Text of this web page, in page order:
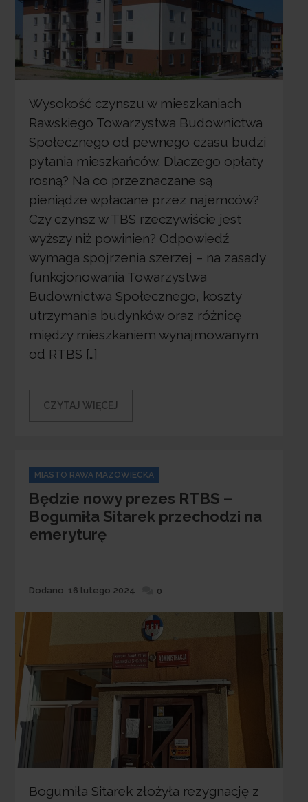
Wysokość czynszu w mieszkaniach
Rawskiego Towarzystwa Budownictwa
Społecznego od pewnego czasu budzi
pytania mieszkańców. Dlaczego opłaty
rosną? Na co przeznaczane są
pieniądze wpłacane przez najemców?
Czy czynsz w TBS rzeczywiście jest
wyższy niż powinien? Odpowiedź
wymaga spojrzenia szerzej – na zasady
funkcjonowania Towarzystwa
Budownictwa Społecznego, koszty
utrzymania budynków oraz różnicę
między mieszkaniem wynajmowanym
od RTBS […]
CZYTAJ WIĘCEJ
Categories
MIASTO RAWA MAZOWIECKA
Będzie nowy prezes RTBS –
Bogumiła Sitarek przechodzi na
emeryturę
Dodane
Dodano 16 lutego 2024 0
Bogumiła Sitarek złożyła rezygnację z